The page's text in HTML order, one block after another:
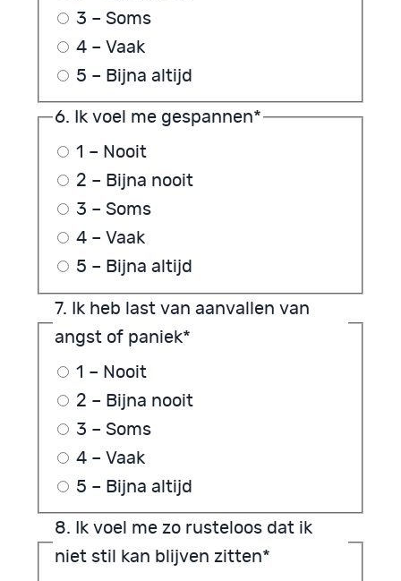
3 – Soms
4 – Vaak
5 – Bijna altijd
6. Ik voel me gespannen*
1 – Nooit
2 – Bijna nooit
3 – Soms
4 – Vaak
5 – Bijna altijd
7. Ik heb last van aanvallen van
angst of paniek*
1 – Nooit
2 – Bijna nooit
3 – Soms
4 – Vaak
5 – Bijna altijd
8. Ik voel me zo rusteloos dat ik
niet stil kan blijven zitten*